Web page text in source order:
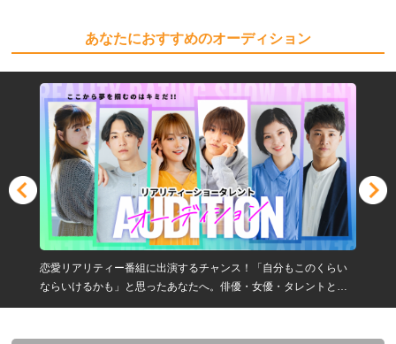
あなたにおすすめのオーディション
恋愛リアリティー番組に出演するチャンス！「自分もこのくらい
ならいけるかも」と思ったあなたへ。俳優・女優・タレントとし
て活躍したい方、大募集！